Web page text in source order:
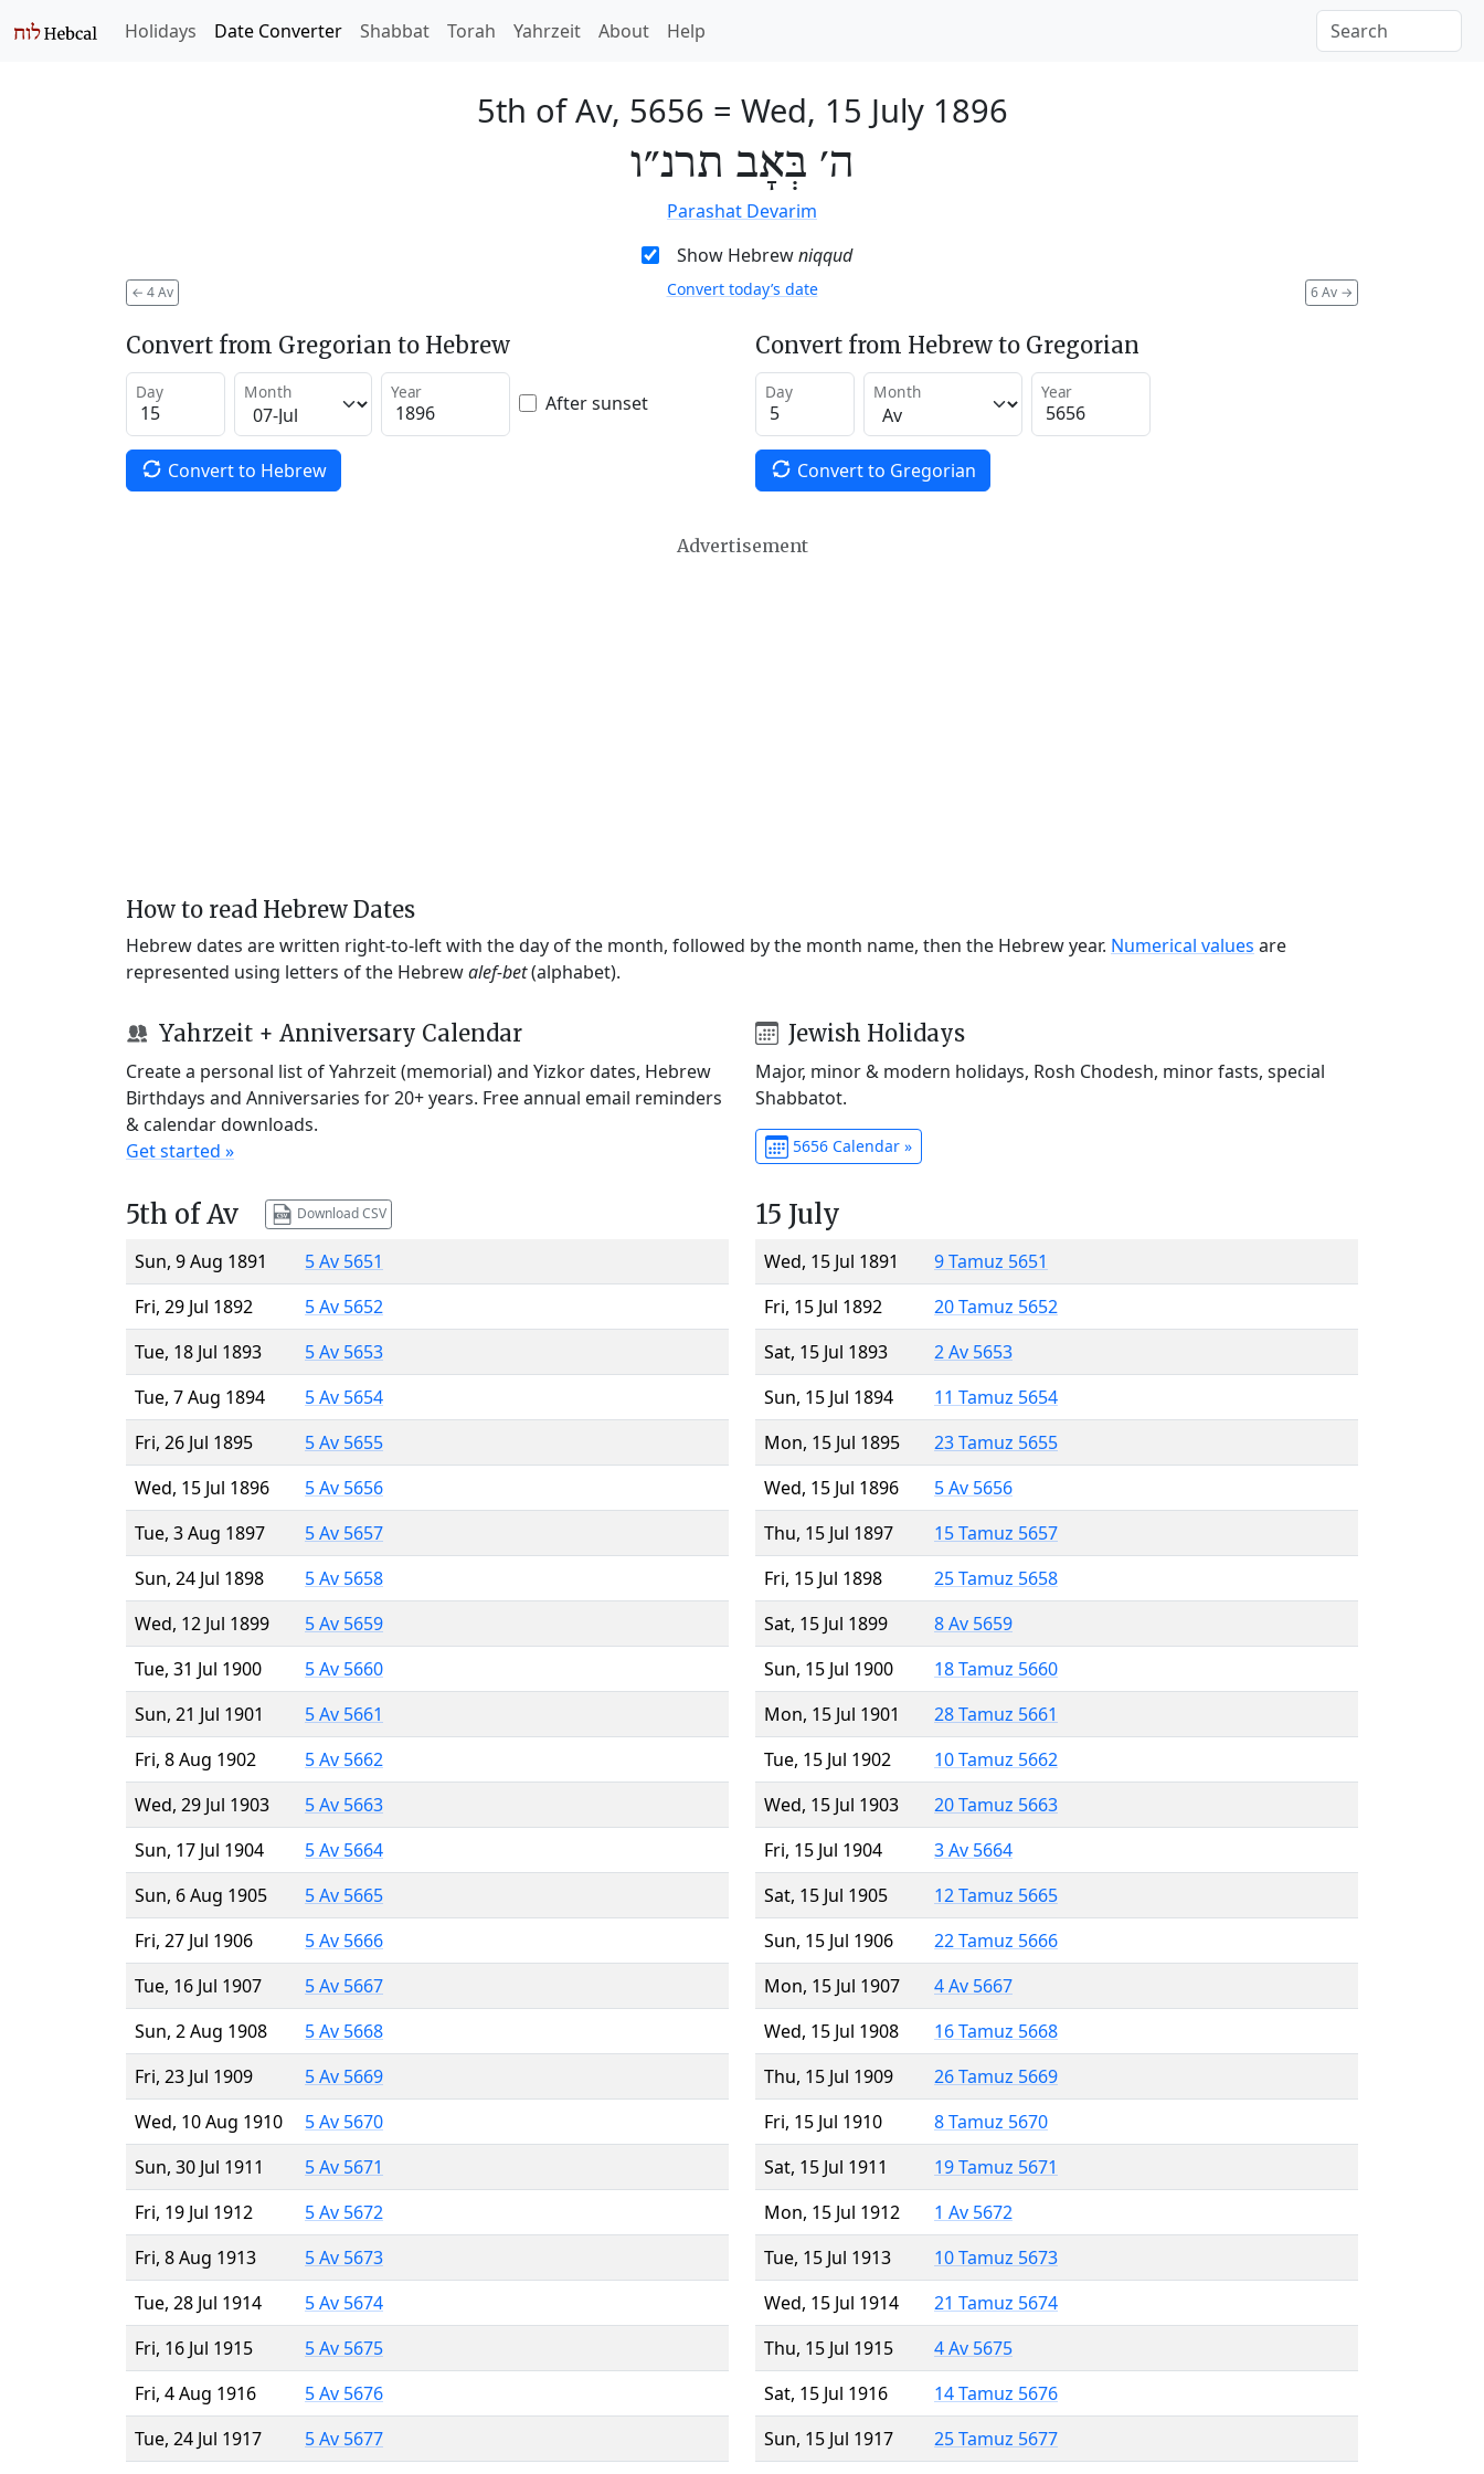
Holidays Date Converter Shabbat Torah Yahrzeit About Help
5th of Av, 5656 = Wed, 15 July 1896
ה׳ בְּאָב תרנ״ו
Parashat Devarim
Show Hebrewniqqud
← 4 Av 6 Av →
Convert today’s date
Convert from Gregorian to Hebrew
Day Month Year After sunset
Convert to Hebrew
Convert from Hebrew to Gregorian
Day Month Year
Convert to Gregorian
Advertisement
How to read Hebrew Dates
Hebrew dates are written right-to-left with the day of the month, followed by the month name, then the Hebrew year. Numerical values are
represented using letters of the Hebrewalef-bet(alphabet).
Yahrzeit + Anniversary Calendar
Create a personal list of Yahrzeit (memorial) and Yizkor dates, Hebrew
Birthdays and Anniversaries for 20+ years. Free annual email reminders
& calendar downloads.
Get started »
Jewish Holidays
Major, minor & modern holidays, Rosh Chodesh, minor fasts, special
Shabbatot.
5656 Calendar »
5th of Av Download CSV
Sun, 9 Aug 1891
5 Av 5651
Fri, 29 Jul 1892
5 Av 5652
Tue, 18 Jul 1893
5 Av 5653
Tue, 7 Aug 1894
5 Av 5654
Fri, 26 Jul 1895
5 Av 5655
Wed, 15 Jul 1896
5 Av 5656
Tue, 3 Aug 1897
5 Av 5657
Sun, 24 Jul 1898
5 Av 5658
Wed, 12 Jul 1899
5 Av 5659
Tue, 31 Jul 1900
5 Av 5660
Sun, 21 Jul 1901
5 Av 5661
Fri, 8 Aug 1902
5 Av 5662
Wed, 29 Jul 1903
5 Av 5663
Sun, 17 Jul 1904
5 Av 5664
Sun, 6 Aug 1905
5 Av 5665
Fri, 27 Jul 1906
5 Av 5666
Tue, 16 Jul 1907
5 Av 5667
Sun, 2 Aug 1908
5 Av 5668
Fri, 23 Jul 1909
5 Av 5669
Wed, 10 Aug 1910
5 Av 5670
Sun, 30 Jul 1911
5 Av 5671
Fri, 19 Jul 1912
5 Av 5672
Fri, 8 Aug 1913
5 Av 5673
Tue, 28 Jul 1914
5 Av 5674
Fri, 16 Jul 1915
5 Av 5675
Fri, 4 Aug 1916
5 Av 5676
Tue, 24 Jul 1917
5 Av 5677
15 July
Wed, 15 Jul 1891
9 Tamuz 5651
Fri, 15 Jul 1892
20 Tamuz 5652
Sat, 15 Jul 1893
2 Av 5653
Sun, 15 Jul 1894
11 Tamuz 5654
Mon, 15 Jul 1895
23 Tamuz 5655
Wed, 15 Jul 1896
5 Av 5656
Thu, 15 Jul 1897
15 Tamuz 5657
Fri, 15 Jul 1898
25 Tamuz 5658
Sat, 15 Jul 1899
8 Av 5659
Sun, 15 Jul 1900
18 Tamuz 5660
Mon, 15 Jul 1901
28 Tamuz 5661
Tue, 15 Jul 1902
10 Tamuz 5662
Wed, 15 Jul 1903
20 Tamuz 5663
Fri, 15 Jul 1904
3 Av 5664
Sat, 15 Jul 1905
12 Tamuz 5665
Sun, 15 Jul 1906
22 Tamuz 5666
Mon, 15 Jul 1907
4 Av 5667
Wed, 15 Jul 1908
16 Tamuz 5668
Thu, 15 Jul 1909
26 Tamuz 5669
Fri, 15 Jul 1910
8 Tamuz 5670
Sat, 15 Jul 1911
19 Tamuz 5671
Mon, 15 Jul 1912
1 Av 5672
Tue, 15 Jul 1913
10 Tamuz 5673
Wed, 15 Jul 1914
21 Tamuz 5674
Thu, 15 Jul 1915
4 Av 5675
Sat, 15 Jul 1916
14 Tamuz 5676
Sun, 15 Jul 1917
25 Tamuz 5677